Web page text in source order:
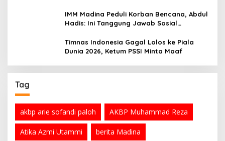
IMM Madina Peduli Korban Bencana, Abdul
Hadis: Ini Tanggung Jawab Sosial
Timnas Indonesia Gagal Lolos ke Piala
Dunia 2026, Ketum PSSI Minta Maaf
Tag
akbp arie sofandi paloh AKBP Muhammad Reza
Atika Azmi Utammi berita Madina